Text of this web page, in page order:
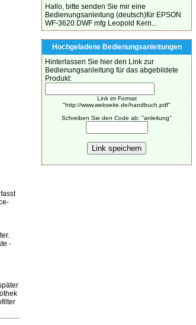
-
Hallo, bitte senden Sie mir eine
Bedienungsanleitung (deutsch)für EPSON
WF-3620 DWF mfg Leopold Kern...
Hochgeladene Bedienungsanleitungen
Hinterlassen Sie hier den Link zur
Bedienungsanleitung für das abgebildete
Produkt:
Link im Format
"http://www.webseite.de/handbuch.pdf"
Schreiben Sie den Code ab: "anleitung"